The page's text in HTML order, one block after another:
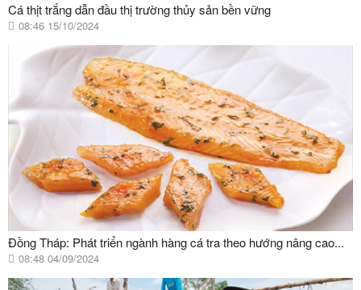
Cá thịt trắng dẫn đầu thị trường thủy sản bền vững
08:46 15/10/2024
Đồng Tháp: Phát triển ngành hàng cá tra theo hướng nâng cao...
08:48 04/09/2024